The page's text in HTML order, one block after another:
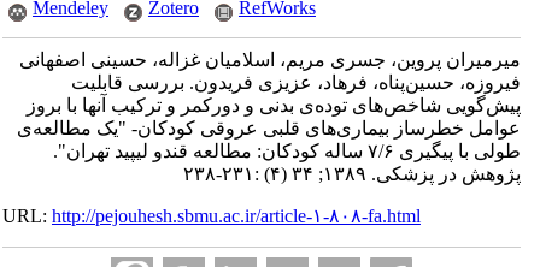
Mendeley
Zotero RefWorks
میرمیران پروین، جسری مریم، اسلامیان غزاله، حسینی اصفهانی
فیروزه، حسین‌پناه، فرهاد، عزیزی فریدون. بررسی قابلیت
پیش‌گویی شاخص‌های توده‌ی بدنی و دورکمر و ترکیب آنها با بروز
عوامل خطرساز بیماری‌های قلبی عروقی کودکان- "یک مطالعه‌ی
طولی با پیگیری ۷/۶ ساله کودکان: مطالعه قندو لیپید تهران".
پژوهش در پزشکی. ۱۳۸۹; ۳۴ (۴) :۲۳۱-۲۳۸
URL:http://pejouhesh.sbmu.ac.ir/article-۱-۸۰۸-fa.html